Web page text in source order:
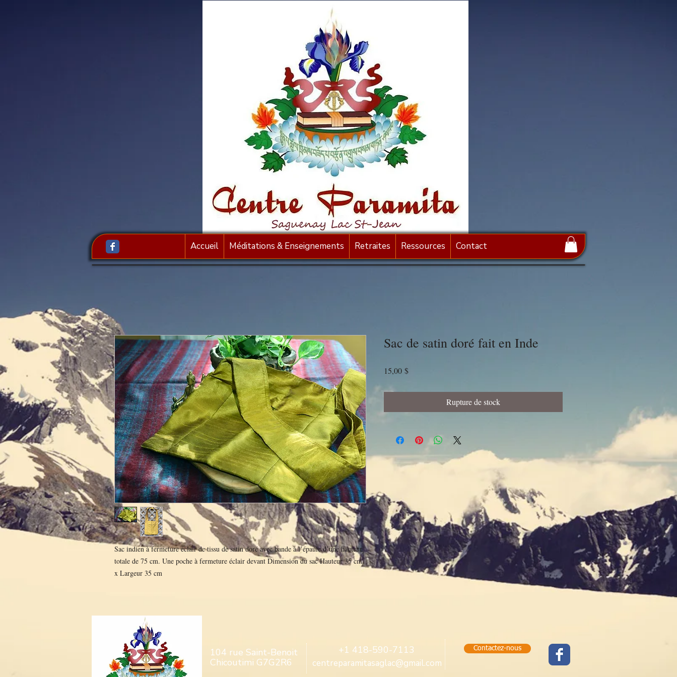
Accueil Méditations & Enseignements Retraites Ressources Contact
Sac indien à fermeture éclair de tissu de satin doré avec bande à l’épaule d’une hauteur
totale de 75 cm. Une poche à fermeture éclair devant Dimension du sac Hauteur 35 cm
x Largeur 35 cm
Sac de satin doré fait en Inde
15,00 $Prix
Rupture de stock
104 rue Saint-Benoit
Chicoutimi G7G2R6
+1 418-590-7113
centreparamitasaglac@gmail.com
Contactez-nous